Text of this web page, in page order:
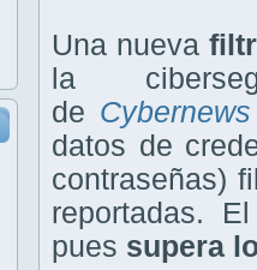
Una nueva
la
de Cybernews
datos de
contraseñas)
reportadas.
pues supera